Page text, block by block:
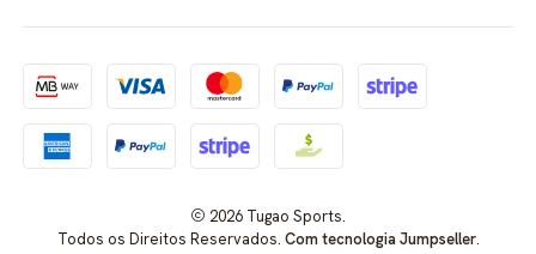
2026 Tugao Sports.
Todos os Direitos Reservados. Com tecnologia Jumpseller.